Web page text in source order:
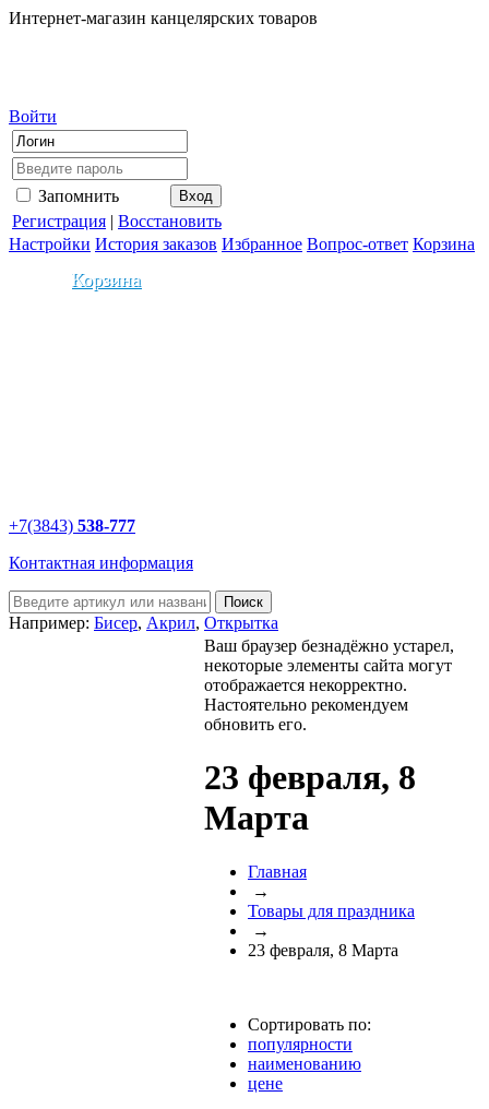
Интернет-магазин канцелярских товаров
Войти
Запомнить
Регистрация | Восстановить
Настройки История заказов Избранное Вопрос-ответ Корзина
Корзина
+7(3843) 538-777
Контактная информация
Например: Бисер, Акрил, Открытка
Ваш браузер безнадёжно устарел,
некоторые элементы сайта могут
отображается некорректно.
Настоятельно рекомендуем
обновить его.
23 февраля, 8
Марта
Главная
→
Товары для праздника
→
23 февраля, 8 Марта
Сортировать по:
популярности
наименованию
цене